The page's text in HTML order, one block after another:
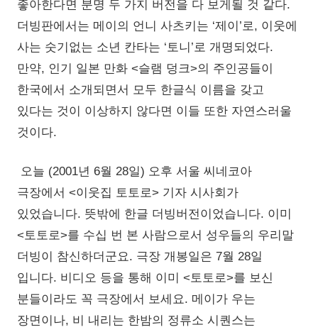
좋아한다면 분명 두 가지 버전을 다 보게될 것 같다.
더빙판에서는 메이의 언니 사츠키는 ‘제이’로, 이웃에
사는 숫기없는 소년 칸타는 ‘토니’로 개명되었다.
만약, 인기 일본 만화 <슬램 덩크>의 주인공들이
한국에서 소개되면서 모두 한글식 이름을 갖고
있다는 것이 이상하지 않다면 이들 또한 자연스러울
것이다.
오늘 (2001년 6월 28일) 오후 서울 씨네코아
극장에서 <이웃집 토토로> 기자 시사회가
있었습니다. 뜻밖에 한글 더빙버전이었습니다. 이미
<토토로>를 수십 번 본 사람으로서 성우들의 우리말
더빙이 참신하더군요. 극장 개봉일은 7월 28일
입니다. 비디오 등을 통해 이미 <토토로>를 보신
분들이라도 꼭 극장에서 보세요. 메이가 우는
장면이나, 비 내리는 한밤의 정류소 시퀀스는